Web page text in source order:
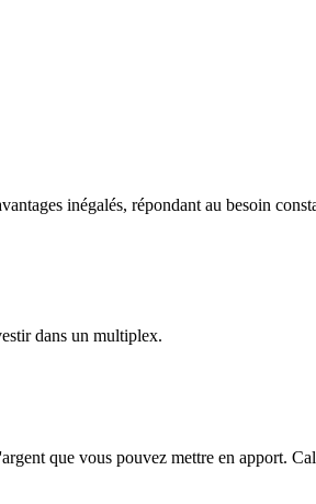
inégalés, répondant au besoin
dans un multiplex.
que vous pouvez mettre en apport.